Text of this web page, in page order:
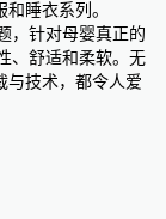
睡衣系列。
，针对母婴真正的
、舒适和柔软。无
与技术，都令人爱